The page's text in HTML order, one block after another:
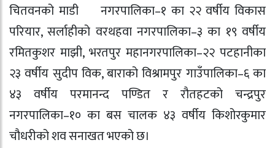
चितवनको माडी¬ नगरपालिका–१ का २२ वर्षीय विकास
परियार, सर्लाहीको वरथहवा नगरपालिका–३ का १९ वर्षीय
रमितकुशर माझी, भरतपुर महानगरपालिका–२२ पटहानीका
२३ वर्षीय सुदीप विक, बाराको विश्रामपुर गाउँपालिका–६ का
४३ वर्षीय परमानन्द पण्डित र रौतहटको चन्द्रपुर
नगरपालिका–१० का बस चालक ४३ वर्षीय किशोरकुमार
चौधरीको शव सनाखत भएको छ।